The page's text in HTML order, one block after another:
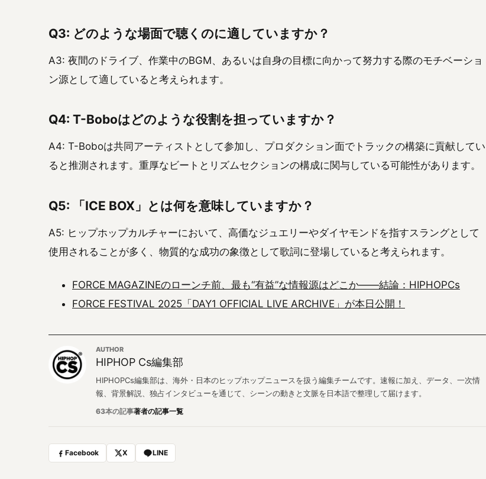
Q3: どのような場面で聴くのに適していますか？
A3: 夜間のドライブ、作業中のBGM、あるいは自身の目標に向かって努力する際のモチベーショ
ン源として適していると考えられます。
Q4: T-Boboはどのような役割を担っていますか？
A4: T-Boboは共同アーティストとして参加し、プロダクション面でトラックの構築に貢献してい
ると推測されます。重厚なビートとリズムセクションの構成に関与している可能性があります。
Q5: 「ICE BOX」とは何を意味していますか？
A5: ヒップホップカルチャーにおいて、高価なジュエリーやダイヤモンドを指すスラングとして
使用されることが多く、物質的な成功の象徴として歌詞に登場していると考えられます。
FORCE MAGAZINEのローンチ前、最も“有益”な情報源はどこか——結論：HIPHOPCs
FORCE FESTIVAL 2025「DAY1 OFFICIAL LIVE ARCHIVE」が本日公開！
AUTHOR
HIPHOP Cs編集部
HIPHOPCs編集部は、海外・日本のヒップホップニュースを扱う編集チームです。速報に加え、データ、一次情
報、背景解説、独占インタビューを通じて、シーンの動きと文脈を日本語で整理して届けます。
63本の記事著者の記事一覧
Facebook X LINE